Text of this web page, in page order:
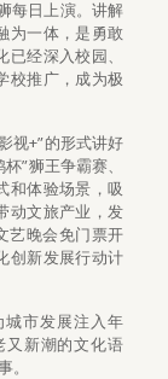
每日上演。讲解
为一体，是勇敢
经深入校园、
校推广，成为极
视+”的形式讲好
”狮王争霸赛、
和体验场景，吸
动文旅产业，发
艺晚会免门票开
创新发展行动计
市发展注入年
又新潮的文化语